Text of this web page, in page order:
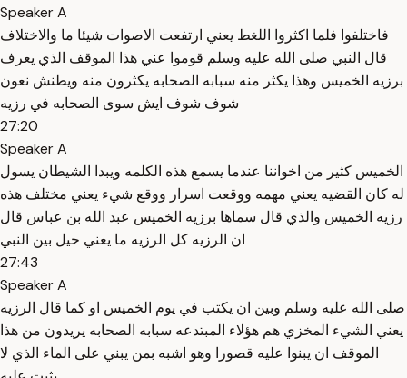
Speaker A
فاختلفوا فلما اكثروا اللغط يعني ارتفعت الاصوات شيئا ما والاختلاف
قال النبي صلى الله عليه وسلم قوموا عني هذا الموقف الذي يعرف
برزيه الخميس وهذا يكثر منه سبابه الصحابه يكثرون منه ويطنش نعون
شوف شوف ايش سوى الصحابه في رزيه
27:20
Speaker A
الخميس كثير من اخواننا عندما يسمع هذه الكلمه ويبدا الشيطان يسول
له كان القضيه يعني مهمه ووقعت اسرار ووقع شيء يعني مختلف هذه
رزيه الخميس والذي قال سماها برزيه الخميس عبد الله بن عباس قال
ان الرزيه كل الرزيه ما يعني حيل بين النبي
27:43
Speaker A
صلى الله عليه وسلم وبين ان يكتب في يوم الخميس او كما قال الرزيه
يعني الشيء المخزي هم هؤلاء المبتدعه سبابه الصحابه يريدون من هذا
الموقف ان يبنوا عليه قصورا وهو اشبه بمن يبني على الماء الذي لا